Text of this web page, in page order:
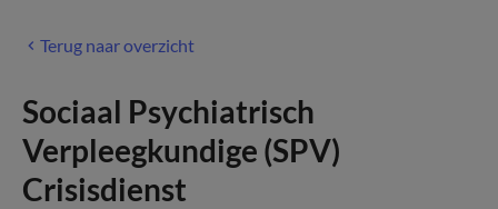
Terug naar overzicht
Sociaal Psychiatrisch
Verpleegkundige (SPV)
Crisisdienst